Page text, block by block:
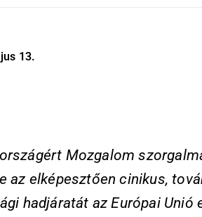
13.
Mozgalom
az elképesztően cinikus,
hadjáratát az Európai Unió